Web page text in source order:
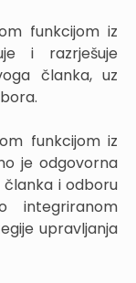
funkcijom iz
i razrješuje
članka, uz
funkcijom iz
je odgovorna
članka i odboru
integriranom
upravljanja